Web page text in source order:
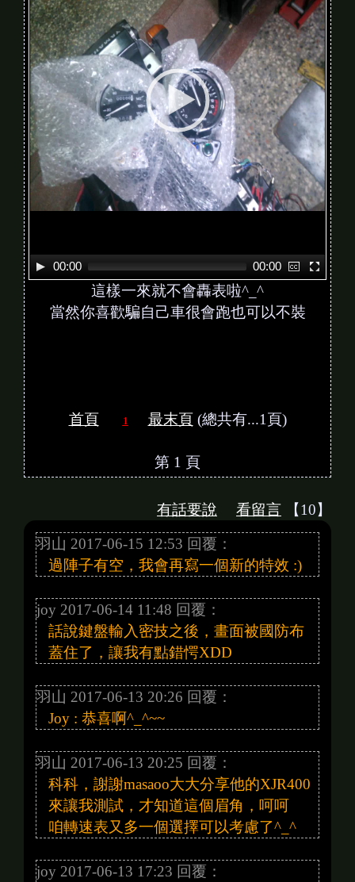
P
l
a
y
e
r
00:00 00:00
這樣一來就不會轟表啦^_^
當然你喜歡騙自己車很會跑也可以不裝
首頁 1 最末頁(總共有...1頁)
第 1 頁
有話要說 看留言 【10】
羽山 2017-06-15 12:53 回覆：
過陣子有空，我會再寫一個新的特效 :)
joy 2017-06-14 11:48 回覆：
話說鍵盤輸入密技之後，畫面被國防布
蓋住了，讓我有點錯愕XDD
羽山 2017-06-13 20:26 回覆：
Joy : 恭喜啊^_^~~
羽山 2017-06-13 20:25 回覆：
科科，謝謝masaoo大大分享他的XJR400
來讓我測試，才知道這個眉角，呵呵
咱轉速表又多一個選擇可以考慮了^_^
joy 2017-06-13 17:23 回覆：